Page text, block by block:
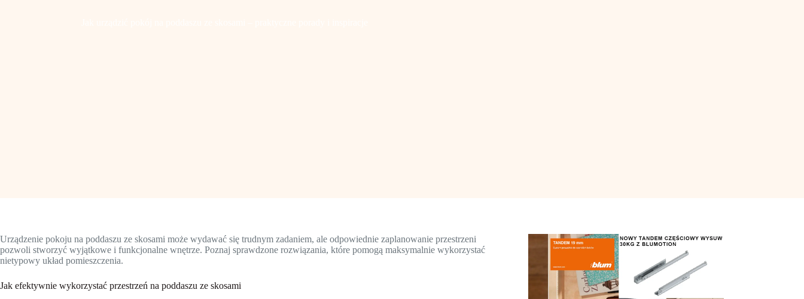
Urządzenie pokoju na poddaszu ze skosami może wydawać się trudnym zadaniem, ale odpowiednie zaplanowanie przestrzeni
pozwoli stworzyć wyjątkowe i funkcjonalne wnętrze. Poznaj sprawdzone rozwiązania, które pomogą maksymalnie wykorzystać
nietypowy układ pomieszczenia.
Jak efektywnie wykorzystać przestrzeń na poddaszu ze skosami